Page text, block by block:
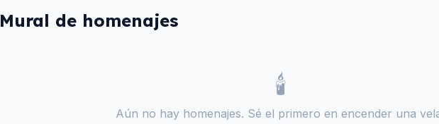
Mural de homenajes
🕯️
Aún no hay homenajes. Sé el primero en encender una